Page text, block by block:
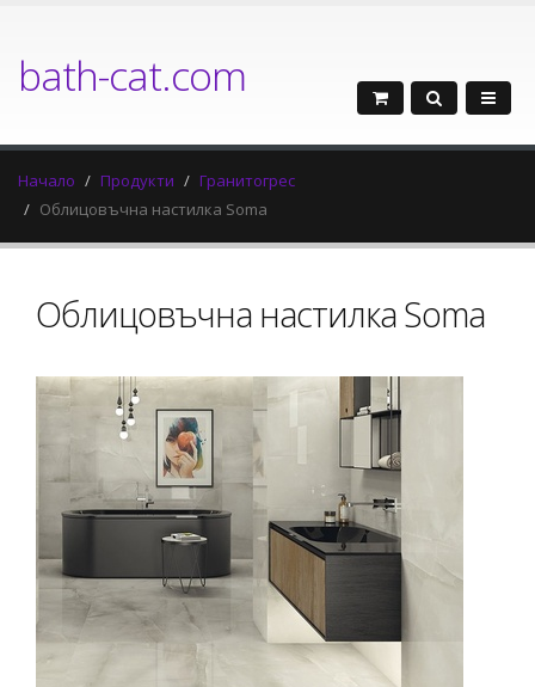
bath-cat.com
Начало Продукти
Гранитогрес
Облицовъчна настилка Soma
Облицовъчна настилка Soma